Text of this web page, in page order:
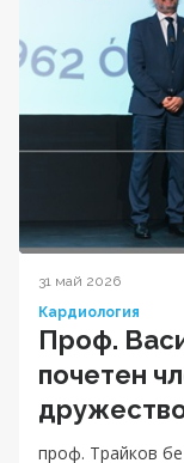
31 май 2026
Кардиология
Проф.
почетен
проф. Трайков